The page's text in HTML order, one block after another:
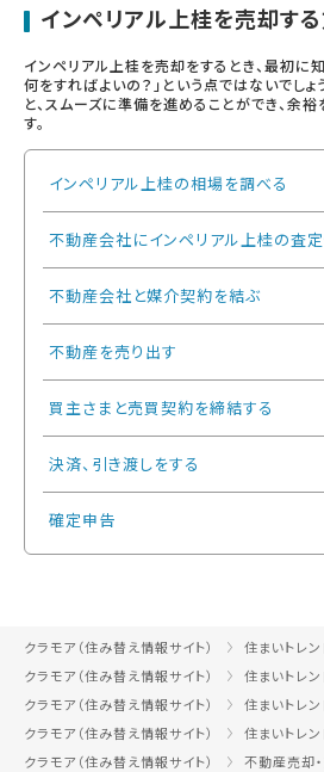
インペリアル上桂を売却す
インペリアル上桂を売却をするとき、最初に
何をすればよいの？」という点ではないでしょ
と、スムーズに準備を進めることができ、余
す。
インペリアル上桂の相場を調べる
不動産会社にインペリアル上桂の査
不動産会社と媒介契約を結ぶ
不動産を売り出す
買主さまと売買契約を締結する
決済、引き渡しをする
確定申告
クラモア（住み替え情報サイト） 住まいトレン
クラモア（住み替え情報サイト）
住まいトレン
クラモア（住み替え情報サイト）
住まいトレン
クラモア（住み替え情報サイト）
住まいトレン
クラモア（住み替え情報サイト）
不動産売却